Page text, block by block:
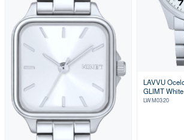
LAVVU
GLIMT White
LWM0320